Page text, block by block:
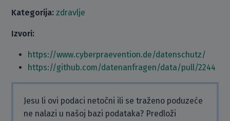
Kategorija: zdravlje
Izvori:
https://www.cyberpraevention.de/datenschutz/
https://github.com/datenanfragen/data/pull/2244
Jesu li ovi podaci netočni ili se traženo poduzeće
ne nalazi u našoj bazi podataka? Predloži